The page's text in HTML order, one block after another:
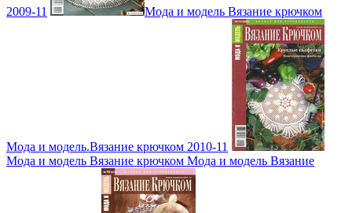
2009-11 Мода и модель Вязание крючком
Мода и модель.Вязание крючком 2010-11
Мода и модель Вязание крючком Мода и модель Вязание